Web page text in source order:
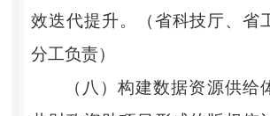
效迭代提升。（省科技厅、省
分工负责）
（八）构建数据资源供给